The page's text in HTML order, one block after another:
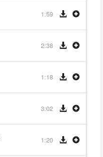
1:59
2:38
1:18
3:02
1:20